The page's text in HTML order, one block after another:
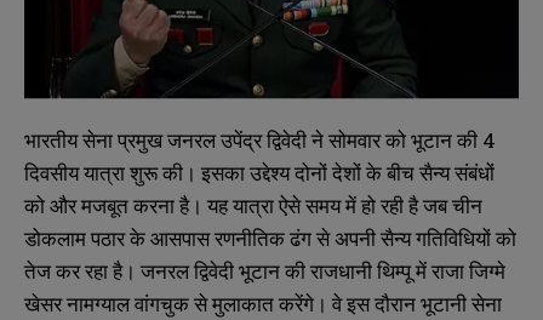
भारतीय सेना प्रमुख जनरल उपेंद्र द्विवेदी ने सोमवार को भूटान की 4
दिवसीय यात्रा शुरू की। इसका उद्देश्य दोनों देशों के बीच सैन्य संबंधों
को और मजबूत करना है। यह यात्रा ऐसे समय में हो रही है जब चीन
डोकलाम पठार के आसपास रणनीतिक ढंग से अपनी सैन्य गतिविधियों को
तेज कर रहा है। जनरल द्विवेदी भूटान की राजधानी थिम्पू में राजा जिग्मे
खेसर नामग्याल वांगचुक से मुलाकात करेंगे। वे इस दौरान भूटानी सेना